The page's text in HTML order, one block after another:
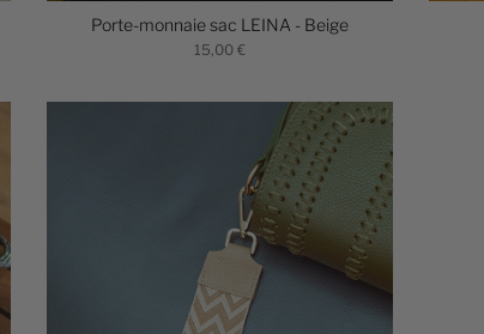
Porte-monnaie sac LEINA - Beige
15,00 €